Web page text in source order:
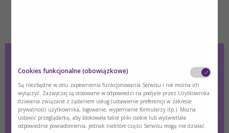
IVA - Acyduria izowalerianowa
Pobierz materiał, z którego dowiesz się czym jest acyduria
izowalerianowa, jakie są objawy oraz leczenie.
Cookies funkcjonalne (obowiązkowe)
Są niezbędne w celu zapewnienia funkcjonowania Serwisu i nie można ich
wyłączyć. Zazwyczaj są stosowane w odpowiedzi na podjęte przez Użytkownika
działania związane z żądaniem usług (ustawienie preferencji w zakresie
prywatności użytkownika, logowanie, wypełnianie formularzy itp.). Można
ustawić przeglądarkę, aby blokowała takie pliki cookie lub wyświetlała
odpowiednie powiadomienia, jednak niektóre części Serwisu mogą nie działać.